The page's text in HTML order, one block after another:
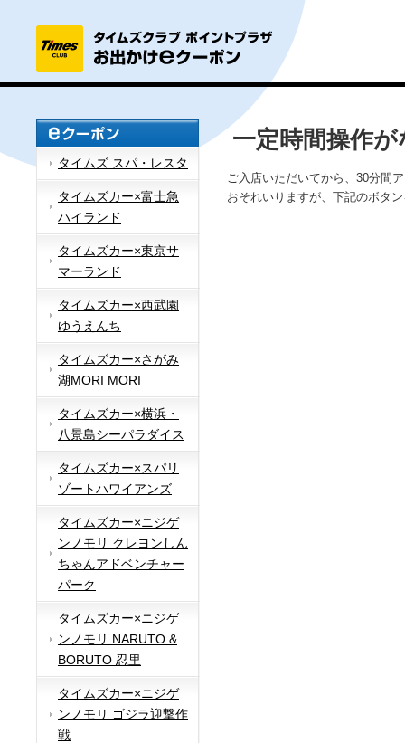
タイムズ スパ・レスタ
タイムズカー×富士急
ハイランド
タイムズカー×東京サ
マーランド
タイムズカー×西武園
ゆうえんち
タイムズカー×さがみ
湖MORI MORI
タイムズカー×横浜・
八景島シーパラダイス
タイムズカー×スパリ
ゾートハワイアンズ
タイムズカー×ニジゲ
ンノモリ クレヨンしん
ちゃんアドベンチャー
パーク
タイムズカー×ニジゲ
ンノモリ NARUTO &
BORUTO 忍里
タイムズカー×ニジゲ
ンノモリ ゴジラ迎撃作
戦
一定時間操作
ご入店いただいてから、30分間
おそれいりますが、下記のボタ